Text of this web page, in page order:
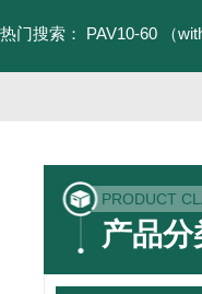
热门搜索： PAV10-60 （
PRODUCT
产品分